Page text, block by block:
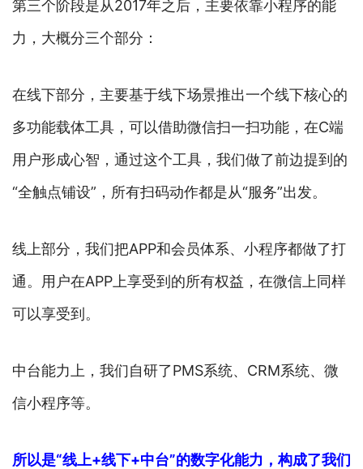
第三个阶段是从2017年之后，主要依靠小程序的能
力，大概分三个部分：
在线下部分，主要基于线下场景推出一个线下核心的
多功能载体工具，可以借助微信扫一扫功能，在C端
用户形成心智，通过这个工具，我们做了前边提到的
“全触点铺设”，所有扫码动作都是从“服务”出发。
线上部分，我们把APP和会员体系、小程序都做了打
通。用户在APP上享受到的所有权益，在微信上同样
可以享受到。
中台能力上，我们自研了PMS系统、CRM系统、微
信小程序等。
所以是“线上+线下+中台”的数字化能力，构成了我们